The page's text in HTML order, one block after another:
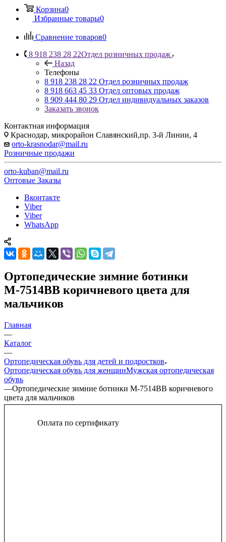
Корзина0
Избранные товары0
Сравнение товаров0
8 918 238 28 22Отдел розничных продаж
Назад
Телефоны
8 918 238 28 22 Отдел розничных продаж
8 918 663 45 33 Отдел оптовых продаж
8 909 444 80 29 Отдел индивидуальных заказов
Заказать звонок
Контактная информация
Краснодар, микрорайон Славянский,пр. 3-й Линии, 4
orto-krasnodar@mail.ru
Розничные продажи
orto-kuban@mail.ru
Оптовые Заказы
Вконтакте
Viber
Viber
WhatsApp
Ортопедические зимние ботинки
М-7514ВВ коричневого цвета для
мальчиков
Главная
—
Каталог
—
Ортопедическая обувь для детей и подростков
Ортопедическая обувь для женщинМужская ортопедическая
обувь
—Ортопедические зимние ботинки М-7514ВВ коричневого
цвета для мальчиков
Оплата по сертификату